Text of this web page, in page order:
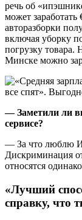
речь об
может
авторазборки
включая уборку
погрузку
Минске можно
— Заметили ли
сервисе?
— За что люблю
Дискриминация
относятся
«Лучший
справку, что